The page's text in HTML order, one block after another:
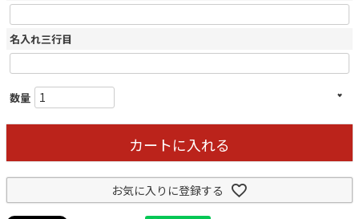
名入れ三行目
カートに入れる
お気に入りに登録する